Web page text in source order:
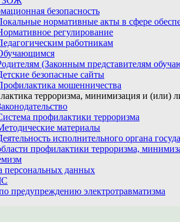
безопасность
нормативные акты в сфере
регулирование
работникам
(Законным представителям
безопасные сайты
мошенничества
терроризма, минимизация и (или)
профилактики терроризма
материалы
исполнительного органа
профилактики терроризма,
персональных данных
предупреждению электротравматизма